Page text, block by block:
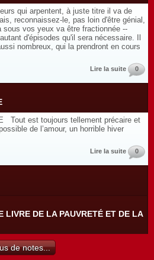
qui arpentent, à juste titre il va de
reconnaissez-le, pas loin d'être génial,
vos yeux va être fractionnée --
d'épisodes qu'il sera nécessaire. Il
nombreux, qui la prendront en cours
Lire la suite 0
Tout est toujours tellement précaire et
de l’amour, un horrible hiver
Lire la suite 0
LIVRE DE LA PAUVRETÉ ET DE LA
de notes...